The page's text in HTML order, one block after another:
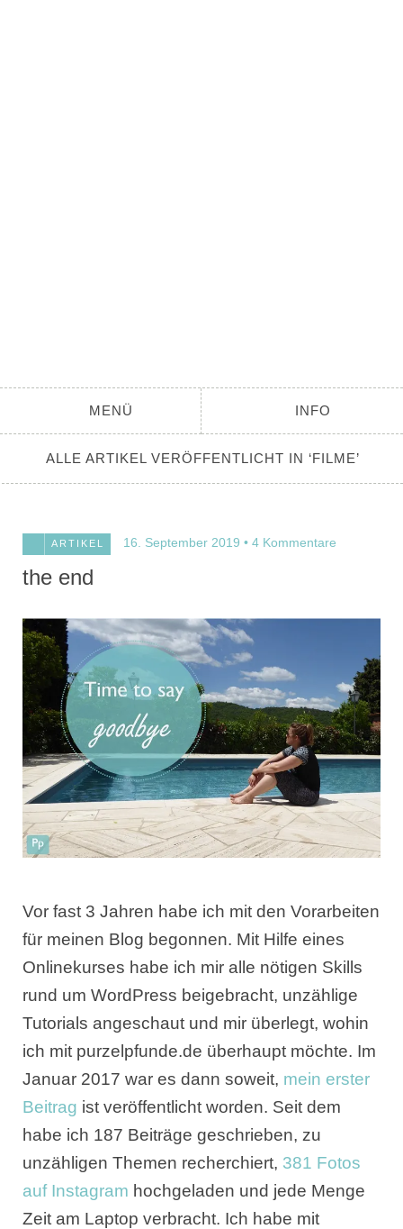
MENÜ INFO
ALLE ARTIKEL VERÖFFENTLICHT IN ‘FILME’
ARTIKEL 16. September 2019 4 Kommentare
the end
Vor fast 3 Jahren habe ich mit den Vorarbeiten
für meinen Blog begonnen. Mit Hilfe eines
Onlinekurses habe ich mir alle nötigen Skills
rund um WordPress beigebracht, unzählige
Tutorials angeschaut und mir überlegt, wohin
ich mit purzelpfunde.de überhaupt möchte. Im
Januar 2017 war es dann soweit, mein erster
Beitrag ist veröffentlicht worden. Seit dem
habe ich 187 Beiträge geschrieben, zu
unzähligen Themen recherchiert, 381 Fotos
auf Instagram hochgeladen und jede Menge
Zeit am Laptop verbracht. Ich habe mit